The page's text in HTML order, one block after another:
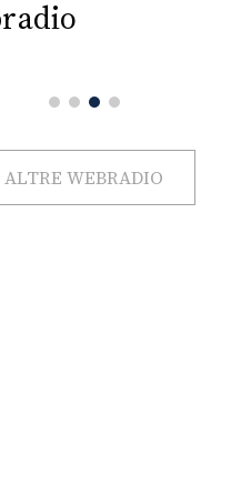
ALTRE WEBRADIO